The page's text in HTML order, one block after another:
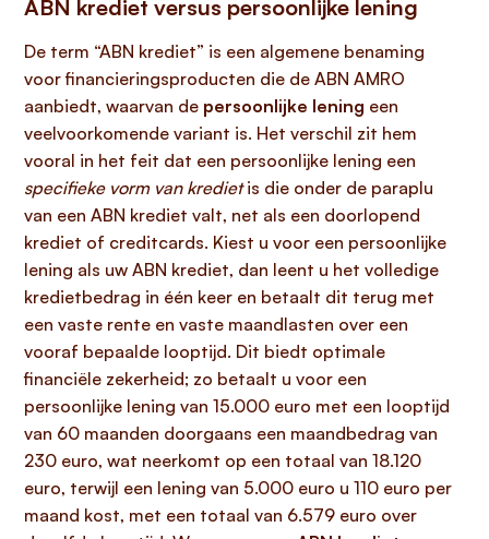
ABN krediet versus persoonlijke lening
De term “ABN krediet” is een algemene benaming
voor financieringsproducten die de ABN AMRO
aanbiedt, waarvan de persoonlijke lening een
veelvoorkomende variant is. Het verschil zit hem
vooral in het feit dat een persoonlijke lening een
specifieke vorm van kredietis die onder de paraplu
van een ABN krediet valt, net als een doorlopend
krediet of creditcards. Kiest u voor een persoonlijke
lening als uw ABN krediet, dan leent u het volledige
kredietbedrag in één keer en betaalt dit terug met
een vaste rente en vaste maandlasten over een
vooraf bepaalde looptijd. Dit biedt optimale
financiële zekerheid; zo betaalt u voor een
persoonlijke lening van 15.000 euro met een looptijd
van 60 maanden doorgaans een maandbedrag van
230 euro, wat neerkomt op een totaal van 18.120
euro, terwijl een lening van 5.000 euro u 110 euro per
maand kost, met een totaal van 6.579 euro over